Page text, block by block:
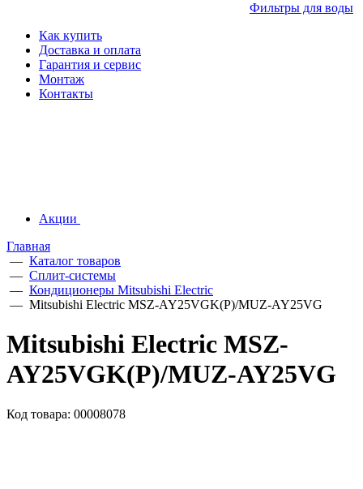
Фильтры для воды
Как купить
Доставка и оплата
Гарантия и сервис
Монтаж
Контакты
Акции
Главная
— Каталог товаров
— Сплит-системы
— Кондиционеры Mitsubishi Electric
— Mitsubishi Electric MSZ-AY25VGK(P)/MUZ-AY25VG
Mitsubishi Electric MSZ-
AY25VGK(P)/MUZ-AY25VG
Код товара: 00008078